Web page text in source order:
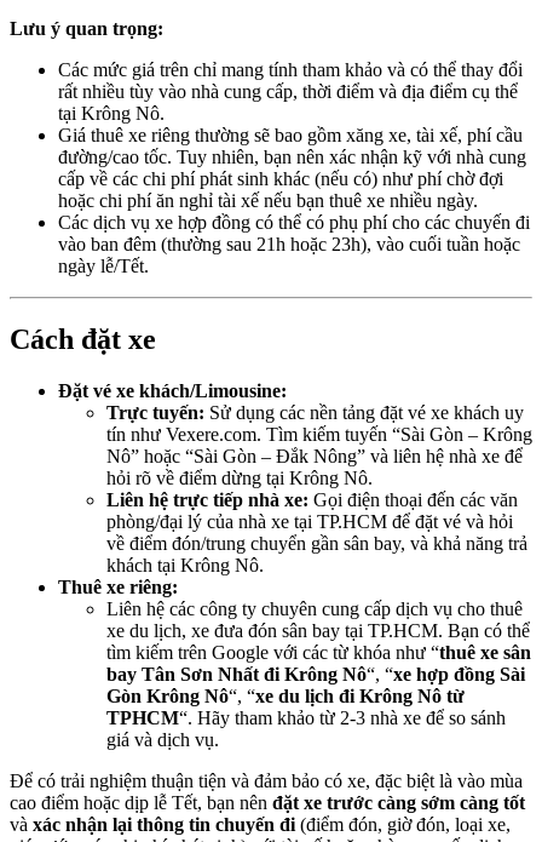
Lưu ý quan trọng:
Các mức giá trên chỉ mang tính tham khảo và có thể thay đổi
rất nhiều tùy vào nhà cung cấp, thời điểm và địa điểm cụ thể
tại Krông Nô.
Giá thuê xe riêng thường sẽ bao gồm xăng xe, tài xế, phí cầu
đường/cao tốc. Tuy nhiên, bạn nên xác nhận kỹ với nhà cung
cấp về các chi phí phát sinh khác (nếu có) như phí chờ đợi
hoặc chi phí ăn nghỉ tài xế nếu bạn thuê xe nhiều ngày.
Các dịch vụ xe hợp đồng có thể có phụ phí cho các chuyến đi
vào ban đêm (thường sau 21h hoặc 23h), vào cuối tuần hoặc
ngày lễ/Tết.
Cách đặt xe
Đặt vé xe khách/Limousine:
Trực tuyến: Sử dụng các nền tảng đặt vé xe khách uy
tín như Vexere.com. Tìm kiếm tuyến “Sài Gòn – Krông
Nô” hoặc “Sài Gòn – Đắk Nông” và liên hệ nhà xe để
hỏi rõ về điểm dừng tại Krông Nô.
Liên hệ trực tiếp nhà xe: Gọi điện thoại đến các văn
phòng/đại lý của nhà xe tại TP.HCM để đặt vé và hỏi
về điểm đón/trung chuyển gần sân bay, và khả năng trả
khách tại Krông Nô.
Thuê xe riêng:
Liên hệ các công ty chuyên cung cấp dịch vụ cho thuê
xe du lịch, xe đưa đón sân bay tại TP.HCM. Bạn có thể
tìm kiếm trên Google với các từ khóa như “thuê xe sân
bay Tân Sơn Nhất đi Krông Nô“, “xe hợp đồng Sài
Gòn Krông Nô“, “xe du lịch đi Krông Nô từ
TPHCM“. Hãy tham khảo từ 2-3 nhà xe để so sánh
giá và dịch vụ.
Để có trải nghiệm thuận tiện và đảm bảo có xe, đặc biệt là vào mùa
cao điểm hoặc dịp lễ Tết, bạn nên đặt xe trước càng sớm càng tốt
và xác nhận lại thông tin chuyến đi (điểm đón, giờ đón, loại xe,